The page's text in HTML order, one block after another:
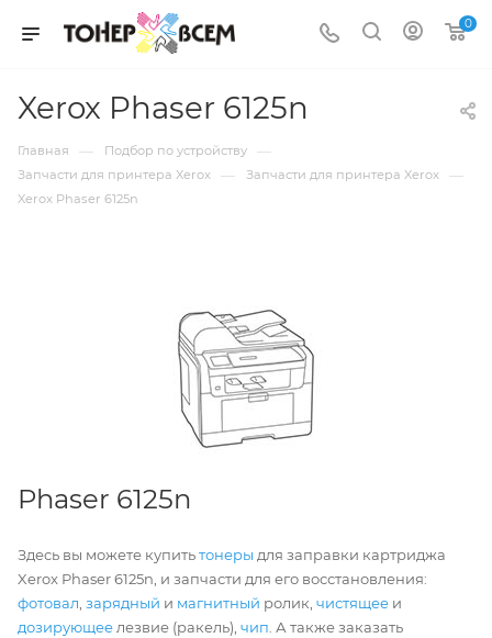
0
Xerox Phaser 6125n
Главная — Подбор по устройству —
Запчасти для принтера Xerox — Запчасти для принтера Xerox —
Xerox Phaser 6125n
Phaser 6125n
Здесь вы можете купитьтонеры для заправки картриджа
Xerox Phaser 6125n, и запчасти для его восстановления:
фотовал зарядный и магнитный ролик, чистящее и
дозирующее лезвие (ракель), чип . А также заказать